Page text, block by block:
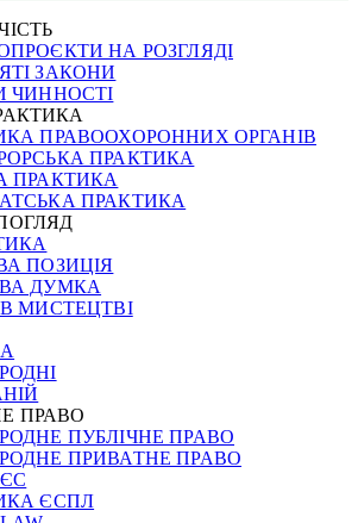
НА РОЗГЛЯДІ
ЗАКОНИ
ЧИННОСТІ
ПРАВООХОРОННИХ ОРГАНІВ
ПРАКТИКА
ПРАКТИКА
ПРАКТИКА
ПОЗИЦІЯ
ДУМКА
МИСТЕЦТВІ
ПРАВО
ПУБЛІЧНЕ ПРАВО
ПРИВАТНЕ ПРАВО
ЄСПЛ